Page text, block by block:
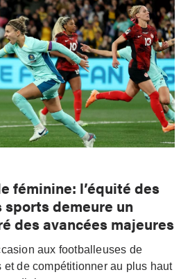
féminine: l’équité des
sports demeure un
des avancées majeures
aux footballeuses de
et de compétitionner au plus haut